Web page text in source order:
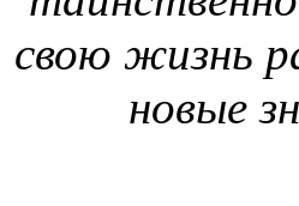
свою жизнь
новые